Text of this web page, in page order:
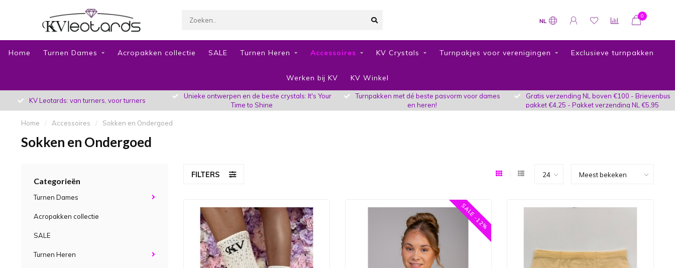
NL
0
Home Turnen Dames Acropakken collectie SALE Turnen Heren Accessoires KV Crystals Turnpakjes voor verenigingen Exclusieve turnpakken
Werken bij KV KV Winkel
KV Leotards: van turners, voor turners
Unieke ontwerpen en de beste crystals: It's Your
Time to Shine
Turnpakken met dé beste pasvorm voor dames
en heren!
Gratis verzending NL boven €100 - Brievenbus
pakket €4,25 - Pakket verzending NL €5,95
Home / Accessoires / Sokken en Ondergoed
Sokken en Ondergoed
Categorieën
Turnen Dames
Acropakken collectie
SALE
Turnen Heren
FILTERS
SALE -12%